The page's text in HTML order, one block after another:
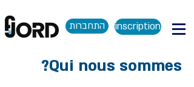
inscription התחברות
Qui nous sommes?